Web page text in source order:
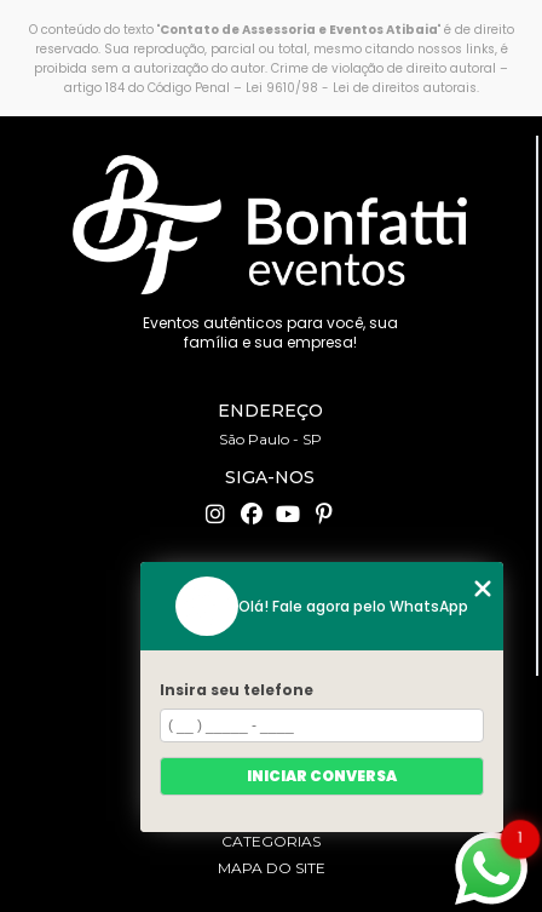
O conteúdo do texto "Contato de Assessoria e Eventos Atibaia" é de direito
reservado. Sua reprodução, parcial ou total, mesmo citando nossos links, é
proibida sem a autorização do autor. Crime de violação de direito autoral –
artigo 184 do Código Penal – Lei 9610/98 - Lei de direitos autorais.
Eventos autênticos para você, sua
família e sua empresa!
ENDEREÇO
São Paulo - SP
SIGA-NOS
CONTATO
(11) 94519-2422
contato@bonfattieventos.com.br
MENU
HOME
A BONFATTI
CATEGORIAS
MAPA DO SITE
1
Olá! Fale agora pelo WhatsApp
Insira seu telefone
INICIAR CONVERSA